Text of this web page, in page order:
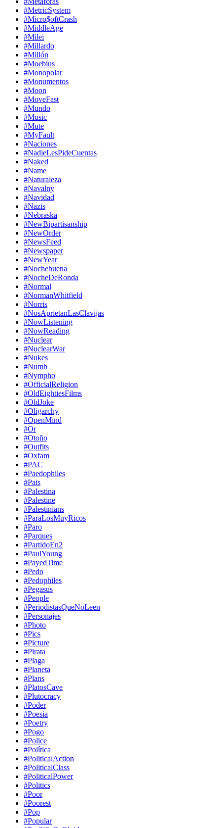
#MetricSystem
#Micro$oftCrash
#MiddleAge
#Milei
#Millardo
#Millón
#Moebius
#Monopolar
#Monumentos
#Moon
#MoveFast
#Mundo
#Music
#Mute
#MyFault
#Naciones
#NadieLesPideCuentas
#Naked
#Name
#Naturaleza
#Navalny
#Navidad
#Nazis
#Nebraska
#NewBipartisanship
#NewOrder
#NewsFeed
#Newspaper
#NewYear
#Nochebuena
#NocheDeRonda
#Normal
#NormanWhitfield
#Norris
#NosAprietanLasClavijas
#NowListening
#NowReading
#Nuclear
#NuclearWar
#Nukes
#Numb
#Nympho
#OfficialReligion
#OldEightiesFilms
#OldJoke
#Oligarchy
#OpenMind
#Or
#Otoño
#Outfits
#Oxfam
#PAC
#Paedophiles
#Pais
#Palestina
#Palestine
#Palestinians
#ParaLosMuyRicos
#Paro
#Parques
#PartidoEn2
#PaulYoung
#PayedTime
#Pedo
#Pedophiles
#Pegasus
#People
#PeriodistasQueNoLeen
#Personajes
#Photo
#Pics
#Picture
#Pirata
#Plaga
#Planeta
#Plans
#PlatosCave
#Plutocracy
#Poder
#Poesia
#Poetry
#Pogo
#Police
#Política
#PoliticalAction
#PoliticalClass
#PoliticalPower
#Politics
#Poor
#Poorest
#Pop
#Popular